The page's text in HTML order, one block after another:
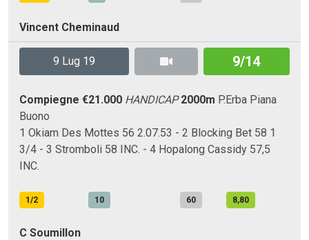
Vincent Cheminaud
9 Lug 19 9/14
Compiegne €21.000 HANDICAP 2000m P.Erba Piana
Buono
1 Okiam Des Mottes 56 2.07.53 - 2 Blocking Bet 58 1
3/4 - 3 Stromboli 58 INC. - 4 Hopalong Cassidy 57,5
INC.
1/2 10 60 8,80
C Soumillon